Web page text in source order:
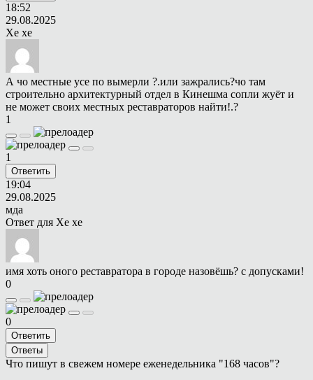
18:52
29.08.2025
Хе хе
А чо местные усе по вымерли ?.или зажрались?чо там
строительно архитектурный отдел в Кинешма сопли жуёт и
не может своих местных реставраторов найти!.?
1
1
Ответить
19:04
29.08.2025
мда
Ответ для Хе хе
имя хоть оного реставратора в городе назовёшь? с допусками!
0
0
Ответить
Ответы
Что пишут в свежем номере еженедельника "168 часов"?